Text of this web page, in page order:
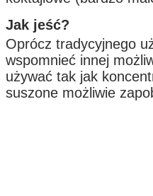
Jak jeść?
Oprócz tradycyjnego
wspomnieć innej
używać tak jak
suszone możliwie